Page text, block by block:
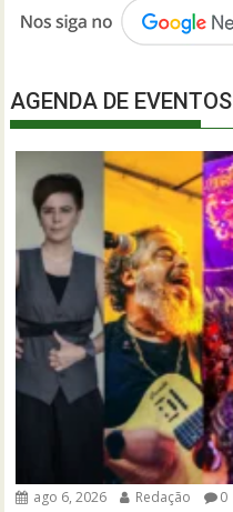
AGENDA DE EVENTOS
ago 6, 2026 Redação 0